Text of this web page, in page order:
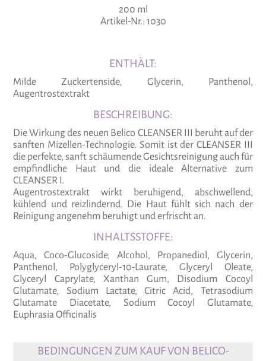
200 ml
Artikel-Nr.: 1030
ENTHÄLT:
Milde Zuckertenside, Glycerin, Panthenol,
Augentrostextrakt
BESCHREIBUNG:
Die Wirkung des neuen Belico CLEANSER III beruht auf der
sanften Mizellen-Technologie. Somit ist der CLEANSER III
die perfekte, sanft schäumende Gesichtsreinigung auch für
empfindliche Haut und die ideale Alternative zum
CLEANSER I.
Augentrostextrakt wirkt beruhigend, abschwellend,
kühlend und reizlindernd. Die Haut fühlt sich nach der
Reinigung angenehm beruhigt und erfrischt an.
INHALTSSTOFFE:
Aqua, Coco-Glucoside, Alcohol, Propanediol, Glycerin,
Panthenol, Polyglyceryl-10-Laurate, Glyceryl Oleate,
Glyceryl Caprylate, Xanthan Gum, Disodium Cocoyl
Glutamate, Sodium Lactate, Citric Acid, Tetrasodium
Glutamate Diacetate, Sodium Cocoyl Glutamate,
Euphrasia Officinalis
BEDINGUNGEN ZUM KAUF VON BELICO-